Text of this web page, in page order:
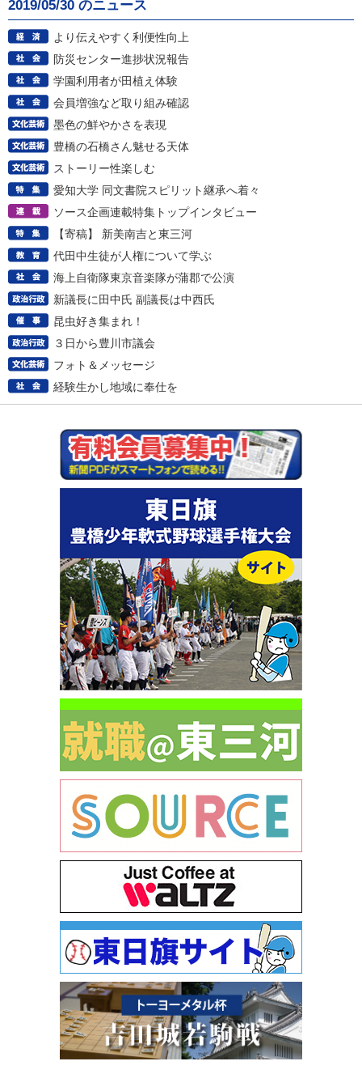
2019/05/30 のニュース
より伝えやすく利便性向上
防災センター進捗状況報告
学園利用者が田植え体験
会員増強など取り組み確認
墨色の鮮やかさを表現
豊橋の石橋さん魅せる天体
ストーリー性楽しむ
愛知大学 同文書院スピリット継承へ着々
ソース企画連載特集トップインタビュー
【寄稿】 新美南吉と東三河
代田中生徒が人権について学ぶ
海上自衛隊東京音楽隊が蒲郡で公演
新議長に田中氏 副議長は中西氏
昆虫好き集まれ！
３日から豊川市議会
フォト＆メッセージ
経験生かし地域に奉仕を